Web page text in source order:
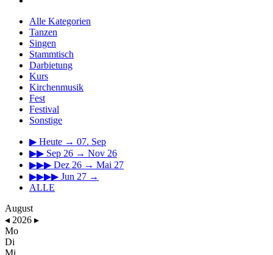
Alle Kategorien
Tanzen
Singen
Stammtisch
Darbietung
Kurs
Kirchenmusik
Fest
Festival
Sonstige
▶ Heute → 07. Sep
▶▶ Sep 26 → Nov 26
▶▶▶ Dez 26 → Mai 27
▶▶▶▶ Jun 27 →
ALLE
August
◂ 2026 ▸
Mo
Di
Mi